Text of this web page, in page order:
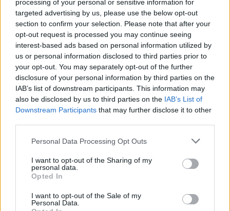
processing of your personal or sensitive information for
targeted advertising by us, please use the below opt-out
section to confirm your selection. Please note that after your
opt-out request is processed you may continue seeing
interest-based ads based on personal information utilized by
us or personal information disclosed to third parties prior to
your opt-out. You may separately opt-out of the further
disclosure of your personal information by third parties on the
IAB’s list of downstream participants. This information may
also be disclosed by us to third parties on the IAB’s List of
Downstream Participants that may further disclose it to other
Personal Data Processing Opt Outs
I want to opt-out of the Sharing of my
personal data.
Opted In
I want to opt-out of the Sale of my
Personal Data.
laikais net nebuvo filmų su garsiniu
vaizdavimu. Ko tik aš nesugalvodavau: Jei
žinojau, kad močiutė žiūri, skambindavau jai
per reklaminę pertraukėlę klausti, kas įvyko.
Šiaip iš dialogų aš gana neblogai
suprasdavau siužetą, bet būdavo tokių
nebylių scenų, su kraupoka muzika, kai nieko